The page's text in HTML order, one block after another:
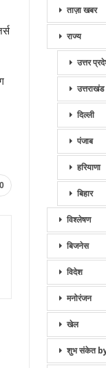
0
ताज़ा खबर
राज्य
उत्तर
उत्तराखंड
दिल्ली
पंजाब
हरियाणा
बिहार
विश्लेषण
बिजनेस
विदेश
मनोरंजन
खेल
शुभ संकेत